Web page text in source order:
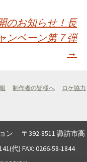
のお知らせ！長
ンペーン第７弾
→
制作者の皆様へ
ロケ協力
ン 〒392-8511 諏訪市高
代) FAX: 0266-58-1844